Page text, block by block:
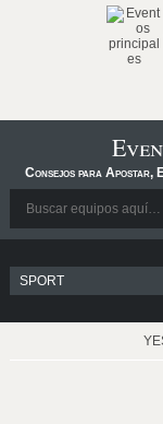
Consejos para Apostar,